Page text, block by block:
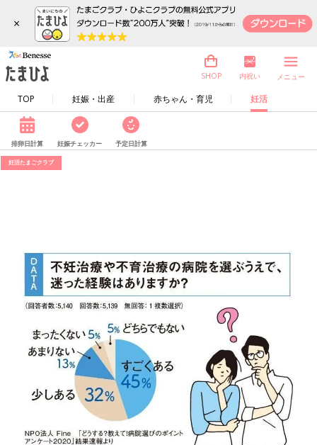
×
TOP 妊娠・出産 赤ちゃん・育児 妊活
SHOP 内祝い メニュー
排卵日計算 妊娠チェッカー 予定日計算
妊活たまごクラブ